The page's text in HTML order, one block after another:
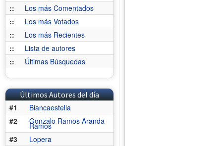
::
Los más Comentados
::
Los más Votados
::
Los más Recientes
::
Lista de autores
::
Últimas Búsquedas
Últimos Autores del día
#1
Biancaestella
#2
Gonzalo Ramos Aranda
Ramos
#3
Lopera